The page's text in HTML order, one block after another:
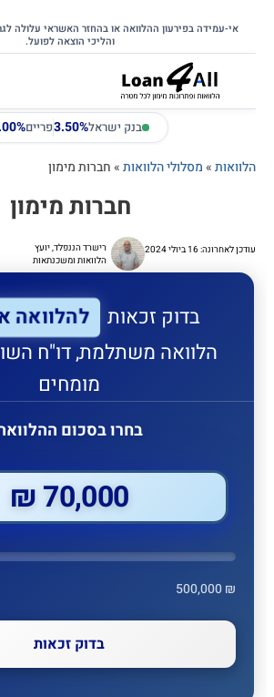
לתוכן
דלג לתוכן הראשי
אי-עמידה בפירעון ההלוואה או בהחזר האשראי עלולה
והליכי הוצאה לפועל.
בנק ישראל3.50%פריים
הלוואות»מסלולי הלוואות»חברות מימון
חברות מימון
עודכן לאחרונה: 16 ביולי 2024
רישרד הננפלד, יועץ
הלוואות ומשכנתאות
בדוק זכאות להלוואה
הלוואה משתלמת, דו"ח
מומחים
בחרו בסכום
70,000 ₪
500,000 ₪
בדוק זכאות